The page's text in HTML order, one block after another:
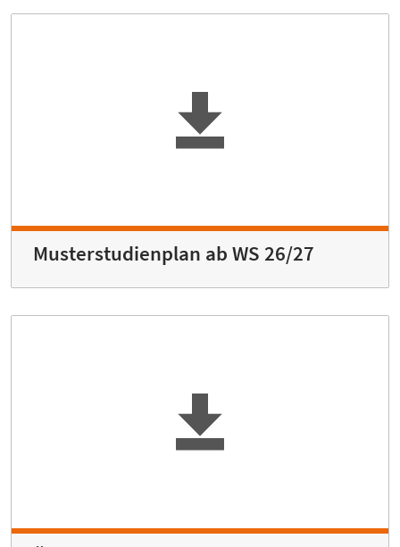
Musterstudienplan ab WS 26/27